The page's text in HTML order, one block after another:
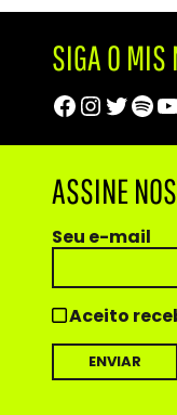
SIGA O MIS
Facebook
ASSINE
Seu e-mail
Aceito